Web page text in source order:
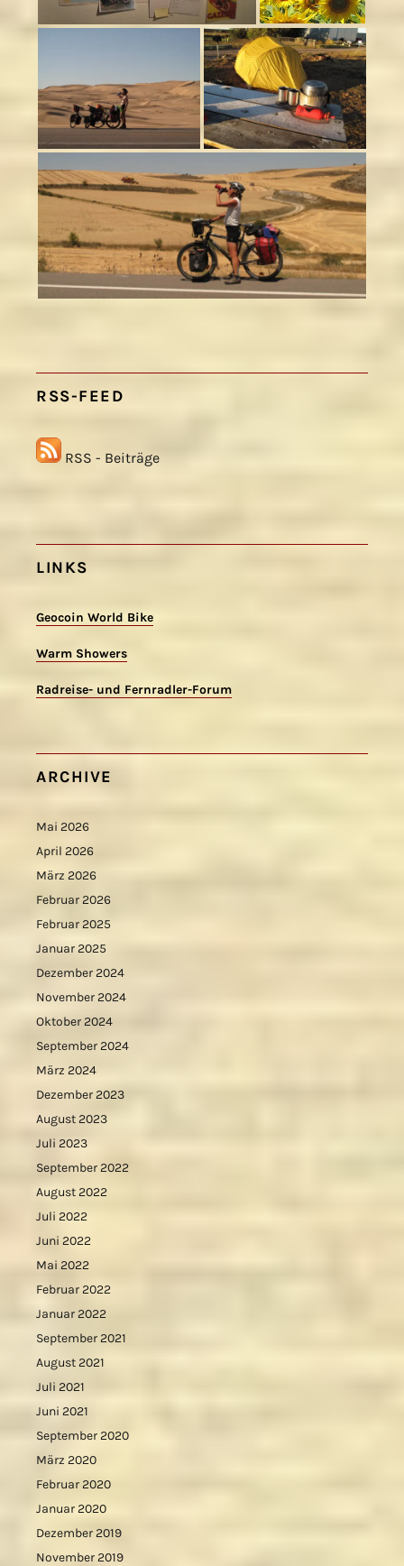
RSS-FEED
RSS - Beiträge
LINKS
Geocoin World Bike
Warm Showers
Radreise- und Fernradler-Forum
ARCHIVE
Mai 2026
April 2026
März 2026
Februar 2026
Februar 2025
Januar 2025
Dezember 2024
November 2024
Oktober 2024
September 2024
März 2024
Dezember 2023
August 2023
Juli 2023
September 2022
August 2022
Juli 2022
Juni 2022
Mai 2022
Februar 2022
Januar 2022
September 2021
August 2021
Juli 2021
Juni 2021
September 2020
März 2020
Februar 2020
Januar 2020
Dezember 2019
November 2019